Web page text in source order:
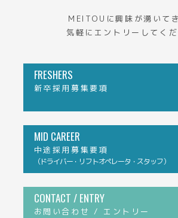
MEITOUに興味が湧いて
気軽にエントリーしてく
FRESHERS
新卒採用募集要項
MID CAREER
中途採用募集要項
（ドライバー・リフトオペレータ・スタッフ）
CONTACT / ENTRY
お問い合わせ / エントリー